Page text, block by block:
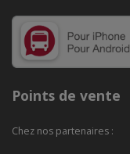
Points de vente
Chez nos partenaires :